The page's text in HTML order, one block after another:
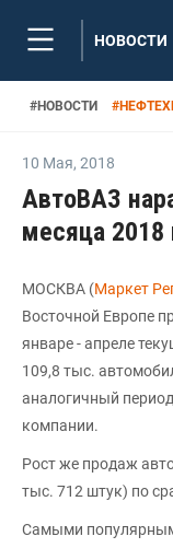
НОВОСТИ
#НОВОСТИ #
10 Мая, 2018
АвтоВАЗ
месяца 2018
МОСКВА (Маркет
Восточной Европе
январе - апреле
109,8 тыс.
аналогичный
компании.
Рост же продаж
тыс. 712 штук) по
Самыми